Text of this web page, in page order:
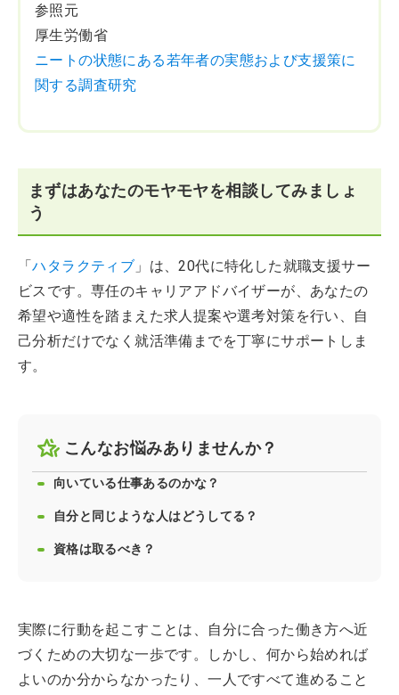
参照元
厚生労働省
ニートの状態にある若年者の実態および支援策に
関する調査研究
まずはあなたのモヤモヤを相談してみましょ
う
「ハタラクティブ 」は、20代に特化した就職支援サー
ビスです。専任のキャリアアドバイザーが、あなたの
希望や適性を踏まえた求人提案や選考対策を行い、自
己分析だけでなく就活準備までを丁寧にサポートしま
す。
こんなお悩みありませんか？
向いている仕事あるのかな？
自分と同じような人はどうしてる？
資格は取るべき？
実際に行動を起こすことは、自分に合った働き方へ近
づくための大切な一歩です。しかし、何から始めれば
よいのか分からなかったり、一人ですべて進めること